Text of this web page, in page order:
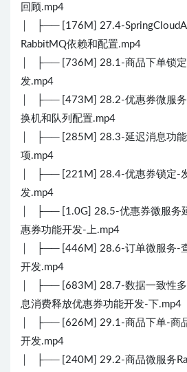
回顾.mp4
│ ├── [176M] 27.4-
RabbitMQ依赖和配置.mp4
│ ├── [736M] 28.1-商品下单锁定
发.mp4
│ ├── [473M] 28.2-优惠券微服务
换机和队列配置.mp4
│ ├── [285M] 28.3-延迟消息功能
项.mp4
│ ├── [221M] 28.4-优惠券锁定-
发.mp4
│ ├── [1.0G] 28.5-优惠券微服务
惠券功能开发-上.mp4
│ ├── [446M] 28.6-订单微服务-
开发.mp4
│ ├── [683M] 28.7-数据一致性多
息消费释放优惠券功能开发-下.mp4
│ ├── [626M] 29.1-商品下单-商
开发.mp4
│ ├── [240M] 29.2-商品微服务